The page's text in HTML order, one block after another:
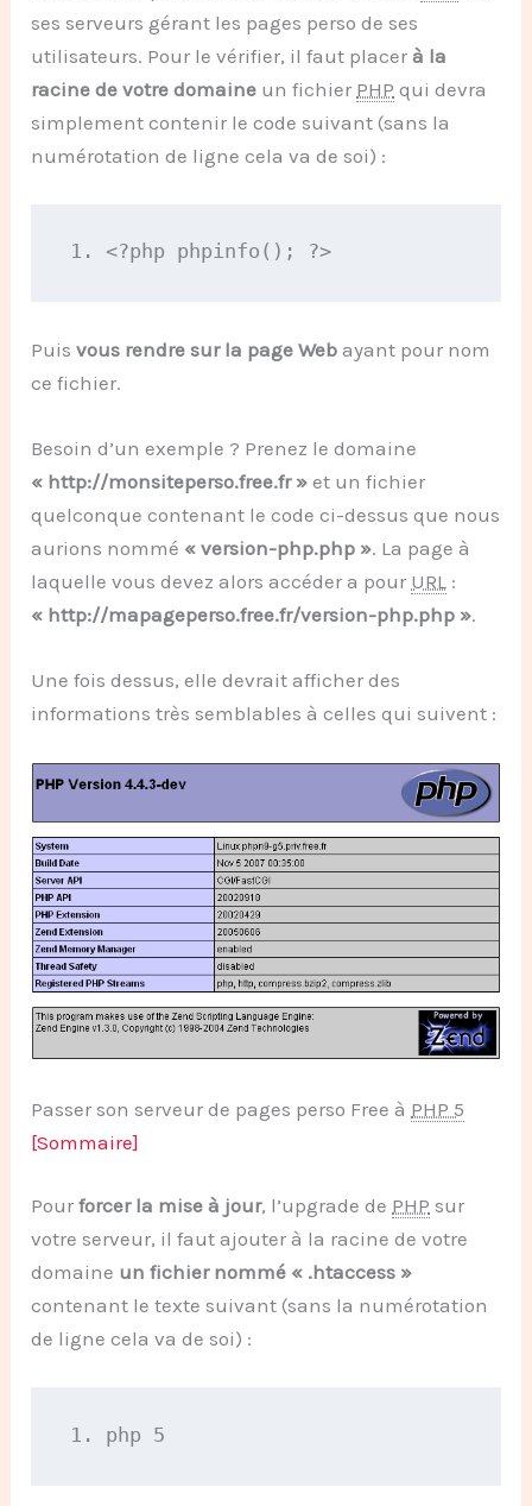
ses serveurs gérant les pages perso de ses
utilisateurs. Pour le vérifier, il faut placerà la
racine de votre domaine un fichier PHP qui devra
simplement contenir le code suivant (sans la
numérotation de ligne cela va de soi) :
1. <?php phpinfo (); ?>
Puisvous rendre sur la page Web ayant pour nom
ce fichier.
Besoin d’un exemple ? Prenez le domaine
« http://monsiteperso.free.fr » et un fichier
quelconque contenant le code ci-dessus que nous
aurions nommé « version-php.php ». La page à
laquelle vous devez alors accéder a pour URL :
« http://mapageperso.free.fr/version-php.php ».
Une fois dessus, elle devrait afficher des
informations très semblables à celles qui suivent :
Passer son serveur de pages perso Free à PHP 5
[Sommaire]
Pourforcer la mise à jour, l’upgrade de PHP sur
votre serveur, il faut ajouter à la racine de votre
domaine un fichier nommé « .htaccess »
contenant le texte suivant (sans la numérotation
de ligne cela va de soi) :
1. php 5